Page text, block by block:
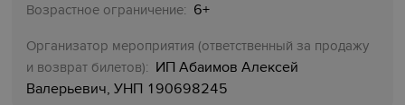
Возрастное ограничение: 6+
Организатор мероприятия (ответственный за продажу
и возврат билетов): ИП Абаимов Алексей
Валерьевич, УНП 190698245